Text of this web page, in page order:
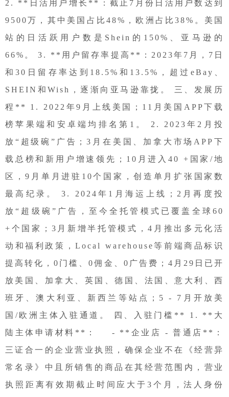
2. **日活用户增长**：截止7月份日活用户数达到
9500万，其中美国占比48%，欧洲占比38%。美国
站的日活跃用户数是Shein的150%、亚马逊的
66%。 3. **用户留存率提高**：2023年7月，7日
和30日留存率达到18.5%和13.5%，超过eBay、
SHEIN和Wish，逐渐向亚马逊靠拢。 三、发展历
程** 1. 2022年9月上线美国；11月美国APP下载
榜苹果端和安卓端均排名第1。 2. 2023年2月投
放“超级碗”广告；3月在美国、加拿大市场APP下
载总榜和新用户增速领先；10月进入40 +国家/地
区，9月单月进驻10个国家，创造单月扩张国家数
最高纪录。 3. 2024年1月海运上线；2月再度投
放“超级碗”广告，至今全托管模式已覆盖全球60
+个国家；3月新增半托管模式，4月推出多元化活
动和福利政策，Local warehouse等前端商品标识
提高转化，0门槛、0佣金、0广告费；4月29日已开
放美国、加拿大、英国、德国、法国、意大利、西
班牙、澳大利亚、新西兰等站点；5 - 7月开放美
国/欧洲主体入驻通道。 四、入驻门槛** 1. **大
陆主体申请材料**： - **企业店 - 普通店**：
三证合一的企业营业执照，确保企业不在《经营异
常名录》中且所销售的商品在其经营范围内，营业
执照距离有效期截止时间应大于3个月，法人身份